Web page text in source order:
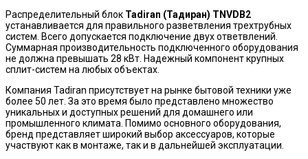
Распределительный блок Tadiran (Тадиран) TNVDB2
устанавливается для правильного разветвления трехтрубных
систем. Всего допускается подключение двух ответвлений.
Суммарная производительность подключенного оборудования
не должна превышать 28 кВт. Надежный компонент крупных
сплит-систем на любых объектах.
Компания Tadiran присутствует на рынке бытовой техники уже
более 50 лет. За это время было представлено множество
уникальных и доступных решений для домашнего или
промышленного климата. Помимо основного оборудования,
бренд представляет широкий выбор аксессуаров, которые
участвуют как в монтаже, так и в дальнейшей эксплуатации.